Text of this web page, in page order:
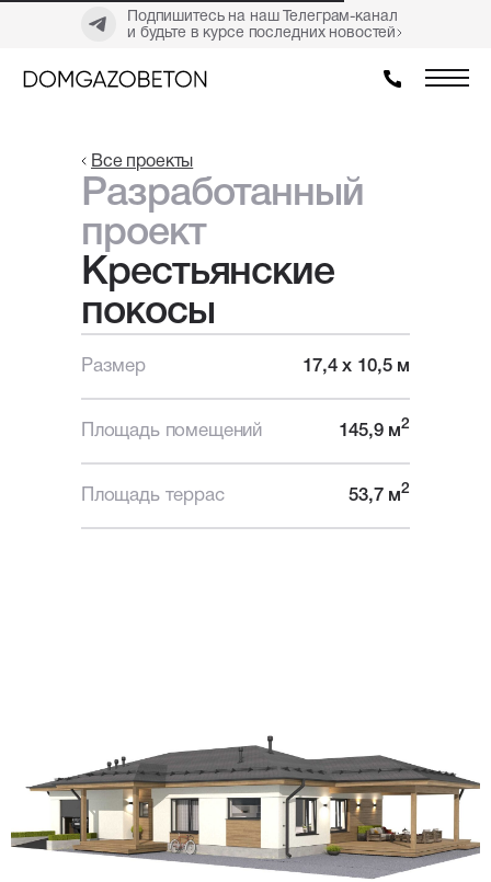
Подпишитесь на наш Телеграм-канал
и будьте в курсе последних новостей
Все проекты
Разработанный
проект
Крестьянские
покосы
Размер 17,4 х 10,5 м
Площадь помещений 145,9 м2
Площадь террас 53,7 м2